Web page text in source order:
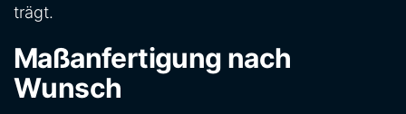
trägt.
Maßanfertigung nach
Wunsch